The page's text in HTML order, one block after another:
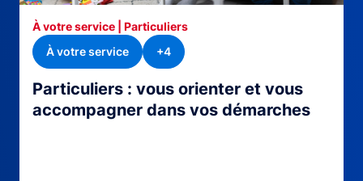
Particuliers : vous orienter et vous
accompagner dans vos démarches
À votre service | Particuliers
À votre service
+4